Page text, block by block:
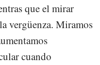
que el mirar
vergüenza. Miramos
cuando